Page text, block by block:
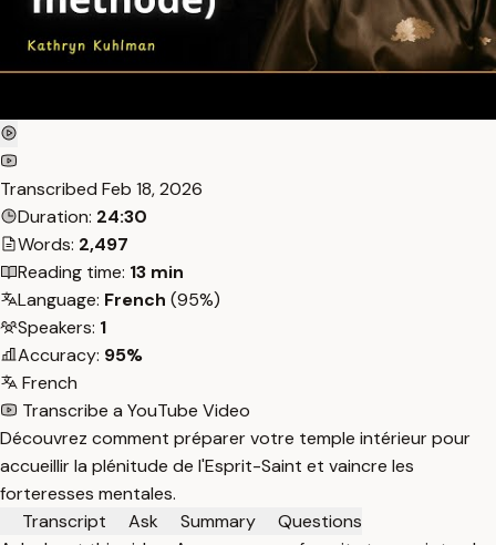
Transcribed Feb 18, 2026
Duration: 24:30
Words: 2,497
Reading time: 13 min
Language: French (95%)
Speakers: 1
Accuracy: 95%
French
Transcribe a YouTube Video
Découvrez comment préparer votre temple intérieur pour
accueillir la plénitude de l'Esprit-Saint et vaincre les
forteresses mentales.
Transcript
Ask Summary
Questions